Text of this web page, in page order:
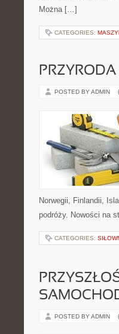
Można […]
CATEGORIES:
POSTED BY ADMIN
Norwegii, Finlandii,
podróży. Nowości na
CATEGORIES:
POSTED BY ADMIN